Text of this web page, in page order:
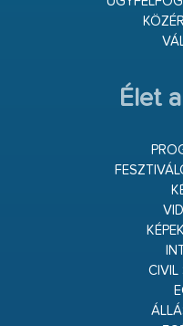
Élet
CIVIL